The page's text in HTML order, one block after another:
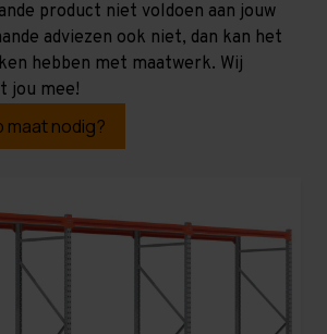
product niet voldoen aan jouw
adviezen ook niet, dan kan het
hebben met maatwerk. Wij
jou mee!
maat nodig?